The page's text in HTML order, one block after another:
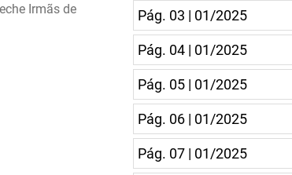
Irmãs de
Pág. 03 | 01/2025
Pág. 04 | 01/2025
Pág. 05 | 01/2025
Pág. 06 | 01/2025
Pág. 07 | 01/2025